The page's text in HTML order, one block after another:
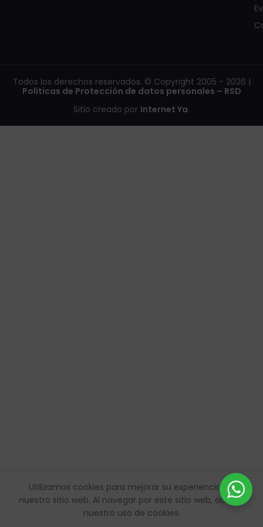
Todos los derechos reservados. © Copyright 2005 - 2026 |
Políticas de Protección de datos personales – RSD
Sitio creado por Internet Ya.
Utilizamos cookies para mejorar su experiencia en
nuestro sitio web. Al navegar por este sitio web, acepta
nuestro uso de cookies.